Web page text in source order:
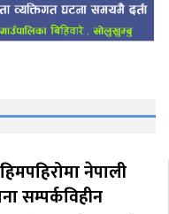
नेपाली
सम्पर्कविहीन